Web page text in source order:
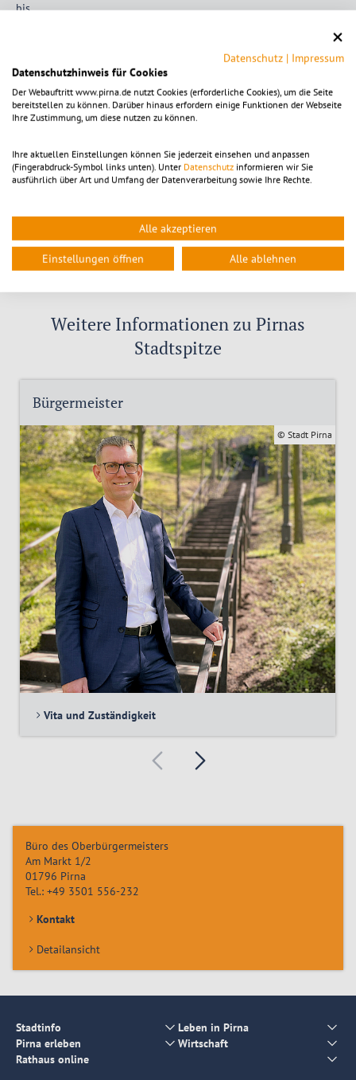
bis
Meistertitel im Tischlerhandwerk an der Meisterschule der
Handwerkskammer Dresden; später Studium zum
„Staatlich geprüften Restaurator“
1993
bis
Selbständiger Handwerksmeister und Restaurator
2014
bis
2024
Mitglied des Stadtrates der Stadt Pirna
2023
Feb.
Dienstantritt als Oberbürgermeister der Stadt Pirna
Weitere Informationen zu Pirnas
Stadtspitze
Bürgermeister
© Stadt Pirna
Vita und Zuständigkeit
Büro des Oberbürgermeisters
Am Markt 1/2
01796 Pirna
Tel.: +49 3501 556-232
Kontakt
Detailansicht
Stadtinfo
Leben in Pirna
Pirna erleben
Wirtschaft
Rathaus online
Datenschutz | Impressum
Datenschutzhinweis für Cookies
Der Webauftritt www.pirna.de nutzt Cookies (erforderliche Cookies), um die Seite
bereitstellen zu können. Darüber hinaus erfordern einige Funktionen der Webseite
Ihre Zustimmung, um diese nutzen zu können.
Ihre aktuellen Einstellungen können Sie jederzeit einsehen und anpassen
(Fingerabdruck-Symbol links unten). Unter Datenschutz informieren wir Sie
ausführlich über Art und Umfang der Datenverarbeitung sowie Ihre Rechte.
Alle akzeptieren
Einstellungen öffnen Alle ablehnen